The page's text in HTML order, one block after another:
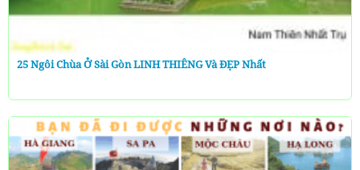
25 Ngôi Chùa Ở Sài Gòn LINH THIÊNG Và ĐẸP Nhất